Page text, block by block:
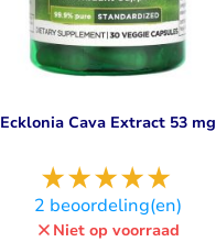
Ecklonia Cava Extract 53 mg
2 beoordeling(en)
Niet op voorraad